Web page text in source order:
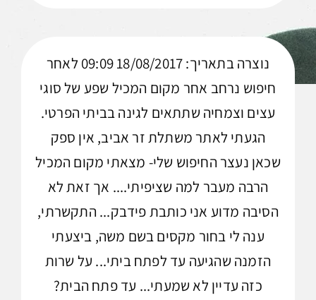
נוצרה בתאריך: 18/08/2017 09:09 לאחר
חיפוש נרחב אחר מקום המכיל שפע של סוגי
עצים וצמחיה שתתאים לגינה בביתי הפרטי.
הגעתי לאתר משתלת זר אביב, אין ספק
שכאן נעצר החיפוש שלי- מצאתי מקום המכיל
הרבה מעבר למה שציפיתי.... אך זאת לא
הסיבה מדוע אני כותבת פידבק... התקשרתי,
ענה לי בחור מקסים בשם משה, ביצעתי
הזמנה שהגיעה עד לפתח ביתי... על שרות
כזה עדיין לא שמעתי... עד פתח הבית?